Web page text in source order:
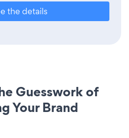
the details
Guesswork of
Your Brand